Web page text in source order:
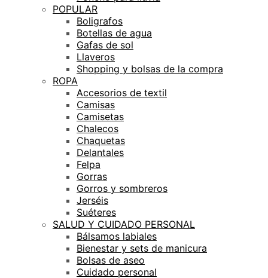
POPULAR
Boligrafos
Botellas de agua
Gafas de sol
Llaveros
Shopping y bolsas de la compra
ROPA
Accesorios de textil
Camisas
Camisetas
Chalecos
Chaquetas
Delantales
Felpa
Gorras
Gorros y sombreros
Jerséis
Suéteres
SALUD Y CUIDADO PERSONAL
Bálsamos labiales
Bienestar y sets de manicura
Bolsas de aseo
Cuidado personal